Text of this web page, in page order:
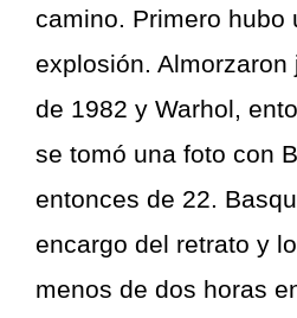
camino. Primero hubo
explosión. Almorzaron
de 1982 y Warhol,
se tomó una foto con
entonces de 22.
encargo del retrato y
menos de dos horas